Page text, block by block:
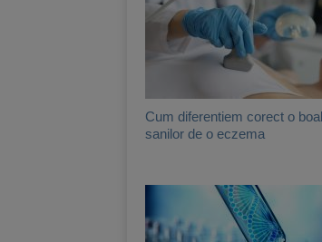
Cum diferentiem corect o
sanilor de o eczema